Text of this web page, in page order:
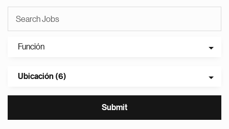
Función
Ubicación (6)